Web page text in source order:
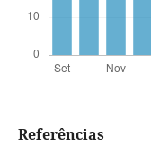
Referências